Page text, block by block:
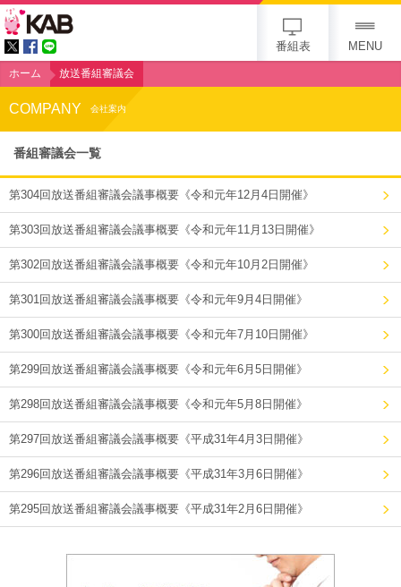
番組表 MENU
ホーム 放送番組審議会
COMPANY 会社案内
番組審議会一覧
第304回放送番組審議会議事概要《令和元年12月4日開催》
第303回放送番組審議会議事概要《令和元年11月13日開催》
第302回放送番組審議会議事概要《令和元年10月2日開催》
第301回放送番組審議会議事概要《令和元年9月4日開催》
第300回放送番組審議会議事概要《令和元年7月10日開催》
第299回放送番組審議会議事概要《令和元年6月5日開催》
第298回放送番組審議会議事概要《令和元年5月8日開催》
第297回放送番組審議会議事概要《平成31年4月3日開催》
第296回放送番組審議会議事概要《平成31年3月6日開催》
第295回放送番組審議会議事概要《平成31年2月6日開催》